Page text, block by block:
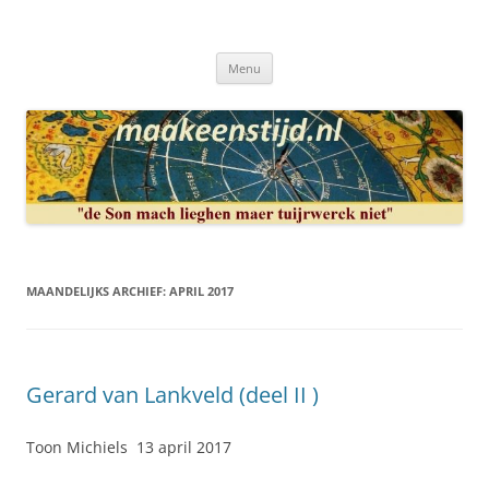
uurwerkmaker, te bewerkstellen.
Menu
MAANDELIJKS ARCHIEF: APRIL 2017
Gerard van Lankveld (deel II )
Toon Michiels 13 april 2017